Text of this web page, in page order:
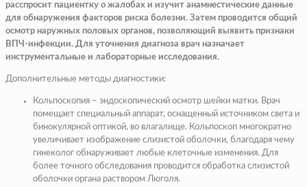
расспросит пациентку о жалобах и изучит анамнестические данные
для обнаружения факторов риска болезни. Затем проводится общий
осмотр наружных половых органов, позволяющий выявить признаки
ВПЧ-инфекции. Для уточнения диагноза врач назначает
инструментальные и лабораторные исследования.
Дополнительные методы диагностики:
Кольпоскопия – эндоскопический осмотр шейки матки. Врач
помещает специальный аппарат, оснащенный источником света и
бинокулярной оптикой, во влагалище. Кольпоскоп многократно
увеличивает изображение слизистой оболочки, благодаря чему
гинеколог обнаруживает любые клеточные изменения. Для
более точного обследования проводится обработка слизистой
оболочки органа раствором Люголя.